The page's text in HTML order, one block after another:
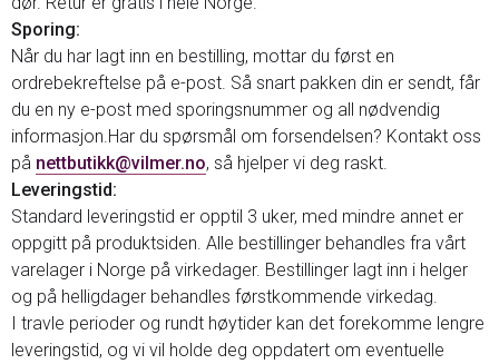
Sporing:
Når du har lagt inn en bestilling, mottar du først en
ordrebekreftelse på e-post. Så snart pakken din er sendt, får
du en ny e-post med sporingsnummer og all nødvendig
informasjon.Har du spørsmål om forsendelsen? Kontakt oss
på nettbutikk@vilmer.no, så hjelper vi deg raskt.
Leveringstid:
Standard leveringstid er opptil 3 uker, med mindre annet er
oppgitt på produktsiden. Alle bestillinger behandles fra vårt
varelager i Norge på virkedager. Bestillinger lagt inn i helger
og på helligdager behandles førstkommende virkedag.
I travle perioder og rundt høytider kan det forekomme lengre
leveringstid, og vi vil holde deg oppdatert om eventuelle